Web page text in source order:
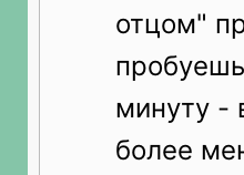
отцом"
минуту -
более